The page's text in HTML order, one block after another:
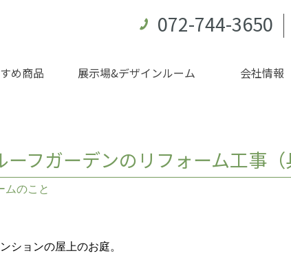
072-744-3650
め商品 展示場&デザインルーム 会社情報
ーフガーデンのリフォーム工事
ムのこと
ションの屋上のお庭。